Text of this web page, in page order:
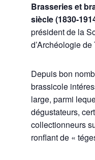
Brasseries et
siècle (1830-
président de la
d’Archéologie de
Depuis bon
brassicole
large, parmi
dégustateurs,
collectionneurs
ronflant de «